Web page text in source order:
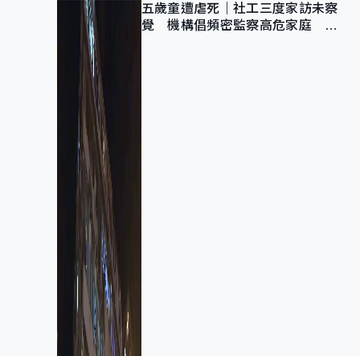
五歲童遭虐死｜社工三度家訪未察
覺 機構倡頻密監察高危家庭 管